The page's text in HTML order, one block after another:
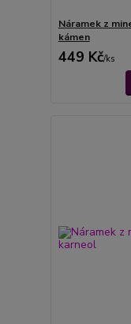
Náramek z
kámen
449 Kč/ks